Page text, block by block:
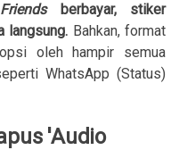
berbayar, stiker
langsung. Bahkan, format
oleh hampir semua
WhatsApp (Status)
'Audio